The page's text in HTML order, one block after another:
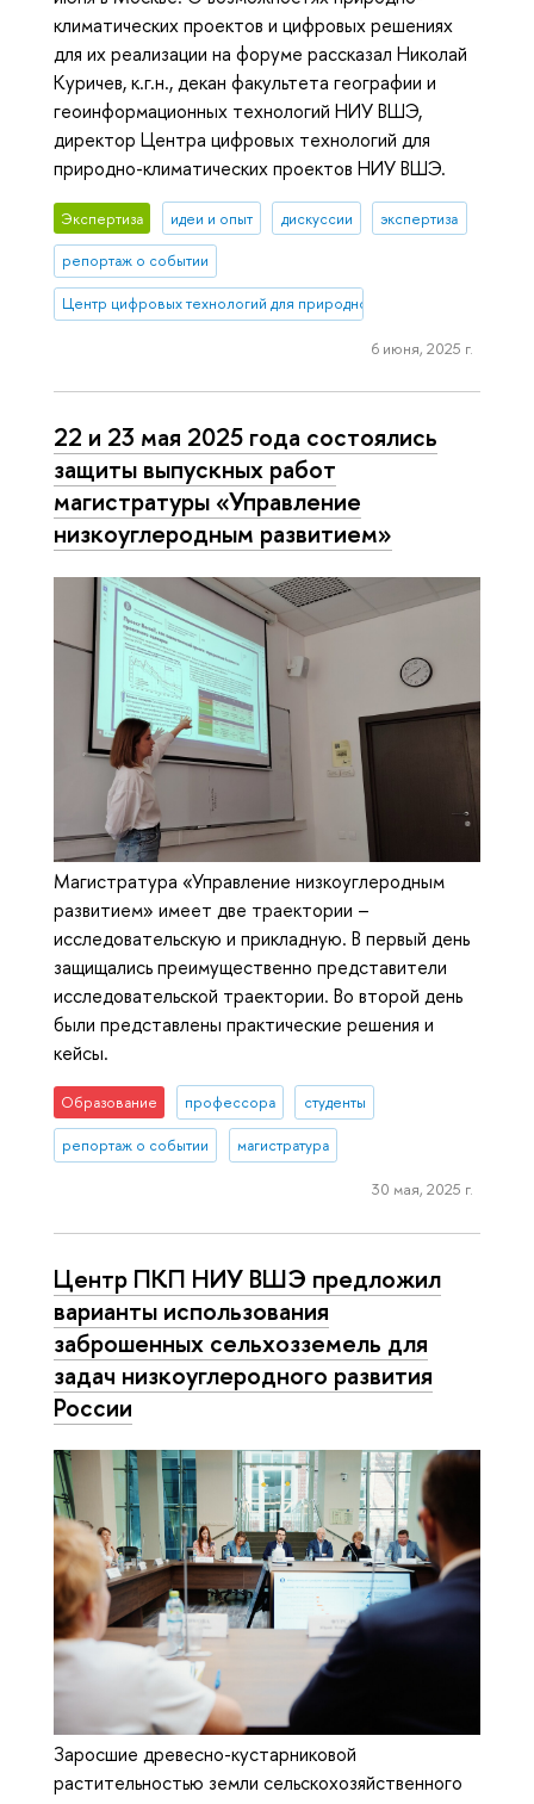
климатических проектов и цифровых решениях
для их реализации на форуме рассказал Николай
Куричев, к.г.н., декан факультета географии и
геоинформационных технологий НИУ ВШЭ,
директор Центра цифровых технологий для
природно-климатических проектов НИУ ВШЭ.
Экспертиза идеи и опыт дискуссии экспертиза
репортаж о событии
Центр цифровых технологий для природно-климатических
6 июня, 2025 г.
22 и 23 мая 2025 года состоялись
защиты выпускных работ
магистратуры «Управление
низкоуглеродным развитием»
Магистратура «Управление низкоуглеродным
развитием» имеет две траектории –
исследовательскую и прикладную. В первый день
защищались преимущественно представители
исследовательской траектории. Во второй день
были представлены практические решения и
кейсы.
Образование профессора студенты
репортаж о событии магистратура
30 мая, 2025 г.
Центр ПКП НИУ ВШЭ предложил
варианты использования
заброшенных сельхозземель для
задач низкоуглеродного развития
России
Заросшие древесно-кустарниковой
растительностью земли сельскохозяйственного